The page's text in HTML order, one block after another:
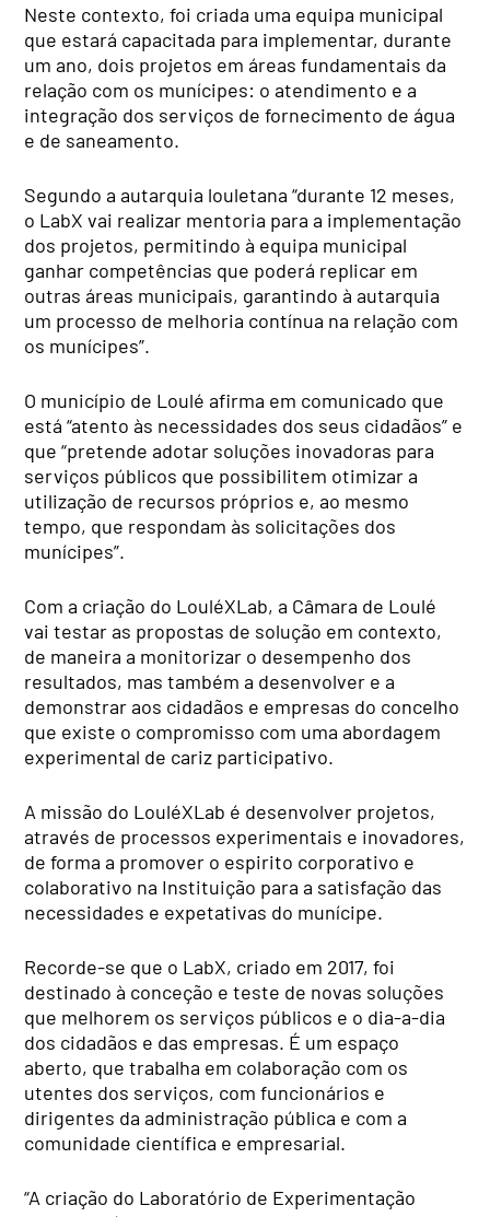
Neste contexto, foi criada uma equipa municipal
que estará capacitada para implementar, durante
um ano, dois projetos em áreas fundamentais da
relação com os munícipes: o atendimento e a
integração dos serviços de fornecimento de água
e de saneamento.
Segundo a autarquia louletana “durante 12 meses,
o LabX vai realizar mentoria para a implementação
dos projetos, permitindo à equipa municipal
ganhar competências que poderá replicar em
outras áreas municipais, garantindo à autarquia
um processo de melhoria contínua na relação com
os munícipes”.
O município de Loulé afirma em comunicado que
está “atento às necessidades dos seus cidadãos” e
que “pretende adotar soluções inovadoras para
serviços públicos que possibilitem otimizar a
utilização de recursos próprios e, ao mesmo
tempo, que respondam às solicitações dos
munícipes”.
Com a criação do LouléXLab, a Câmara de Loulé
vai testar as propostas de solução em contexto,
de maneira a monitorizar o desempenho dos
resultados, mas também a desenvolver e a
demonstrar aos cidadãos e empresas do concelho
que existe o compromisso com uma abordagem
experimental de cariz participativo.
A missão do LouléXLab é desenvolver projetos,
através de processos experimentais e inovadores,
de forma a promover o espirito corporativo e
colaborativo na Instituição para a satisfação das
necessidades e expetativas do munícipe.
Recorde-se que o LabX, criado em 2017, foi
destinado à conceção e teste de novas soluções
que melhorem os serviços públicos e o dia-a-dia
dos cidadãos e das empresas. É um espaço
aberto, que trabalha em colaboração com os
utentes dos serviços, com funcionários e
dirigentes da administração pública e com a
comunidade científica e empresarial.
“A criação do Laboratório de Experimentação